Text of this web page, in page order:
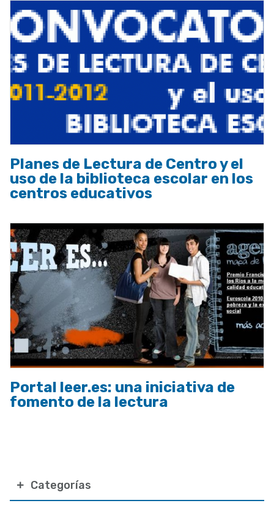
Categorías
Planes de Lectura de Centro y el
uso de la biblioteca escolar en los
centros educativos
Portal leer.es: una iniciativa de
fomento de la lectura